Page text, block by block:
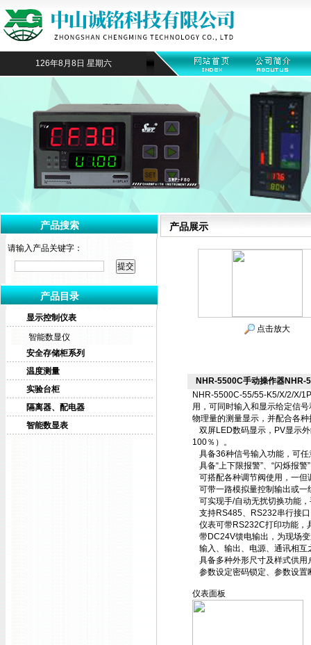
126年8月8日 星期六
产品搜索
请输入产品关键字：
产品目录
显示控制仪表
智能数显仪
安全存储柜系列
温度测量
实验台柜
隔离器、配电器
智能数显表
产品展示
点击放大
NHR-5500C手动操作器NHR-
NHR-5500C-55/55-K5/X/2/X/
用，可同时输入和显示给定信
物理量的测量显示，并配合各
双屏LED数码显示，PV显示
100％）。
具备36种信号输入功能，可
具备“上下限报警”、“闪烁报
可搭配各种调节阀使用，一
可带一路模拟量控制输出或
可实现手/自动无扰切换功能
支持RS485、RS232串行接
仪表可带RS232C打印功能，
带DC24V馈电输出，为现场
输入、输出、电源、通讯相互
具备多种外形尺寸及样式供用
参数设定密码锁定、参数设
仪表面板